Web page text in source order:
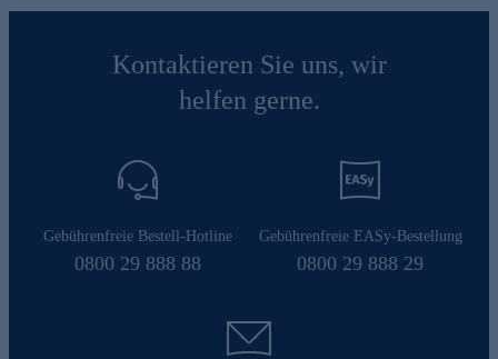
Kontaktieren Sie uns, wir
helfen gerne.
Gebührenfreie Bestell-Hotline
0800 29 888 88
Gebührenfreie EASy-Bestellung
0800 29 888 29